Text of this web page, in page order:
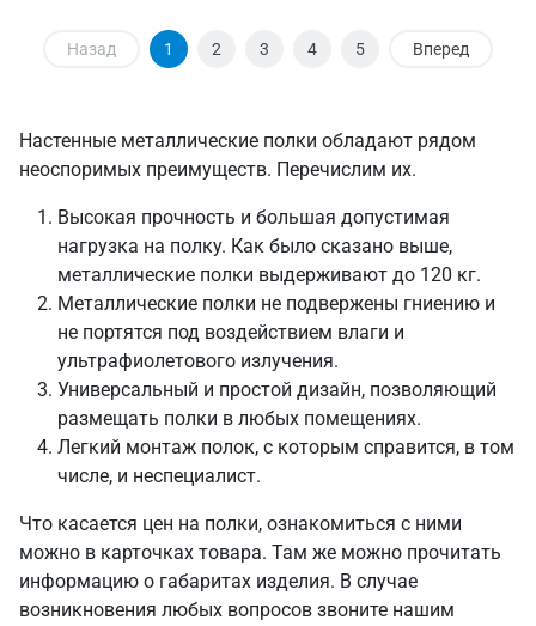
Назад 1 2 3 4 5 Вперед
Настенные металлические полки обладают рядом
неоспоримых преимуществ. Перечислим их.
Высокая прочность и большая допустимая
нагрузка на полку. Как было сказано выше,
металлические полки выдерживают до 120 кг.
Металлические полки не подвержены гниению и
не портятся под воздействием влаги и
ультрафиолетового излучения.
Универсальный и простой дизайн, позволяющий
размещать полки в любых помещениях.
Легкий монтаж полок, с которым справится, в том
числе, и неспециалист.
Что касается цен на полки, ознакомиться с ними
можно в карточках товара. Там же можно прочитать
информацию о габаритах изделия. В случае
возникновения любых вопросов звоните нашим